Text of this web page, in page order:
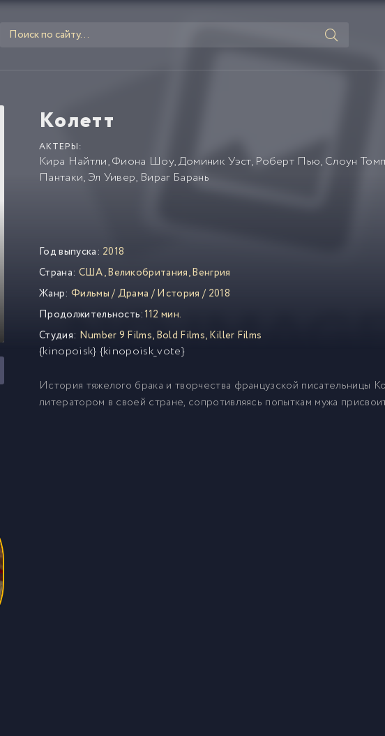
Колетт
АКТЕРЫ:
Кира Найтли,Фиона Шоу,Доминик Уэст, Роберт Пью, Слоун
Пантаки, Эл Уивер, Вираг Барань
Год выпуска: 2018
Страна: США,Великобритания,Венгрия
Жанр: Фильмы/Драма /История / 2018
Продолжительность:112 мин.
Студия: Number 9 Films,Bold Films,Killer Films
{kinopoisk} {kinopoisk_vote}
История тяжелого брака и творчества французской писательницы
литератором в своей стране, сопротивляясь попыткам мужа